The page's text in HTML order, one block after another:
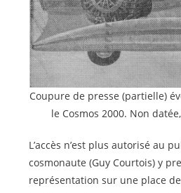
Coupure de presse (partielle)
le Cosmos 2000. Non
L’accès n’est plus autorisé au
cosmonaute (Guy Courtois) y
représentation sur une place